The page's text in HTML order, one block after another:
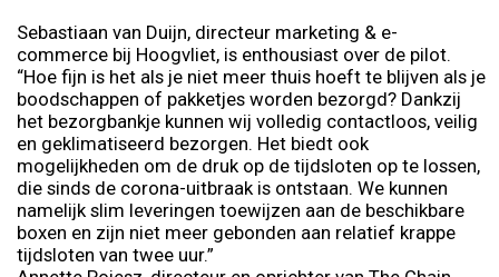
Sebastiaan van Duijn, directeur marketing & e-
commerce bij Hoogvliet, is enthousiast over de pilot.
“Hoe fijn is het als je niet meer thuis hoeft te blijven als je
boodschappen of pakketjes worden bezorgd? Dankzij
het bezorgbankje kunnen wij volledig contactloos, veilig
en geklimatiseerd bezorgen. Het biedt ook
mogelijkheden om de druk op de tijdsloten op te lossen,
die sinds de corona-uitbraak is ontstaan. We kunnen
namelijk slim leveringen toewijzen aan de beschikbare
boxen en zijn niet meer gebonden aan relatief krappe
tijdsloten van twee uur.”